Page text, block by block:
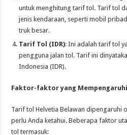
untuk menghitung tarif tol. Tarif tol
jenis kendaraan, seperti mobil
truk besar.
Tarif Tol (IDR): Ini adalah tarif tol
pengguna jalan tol. Tarif ini
Indonesia (IDR).
Faktor-faktor yang
Tarif tol Helvetia Belawan dipengaruhi
perlu Anda ketahui. Beberapa faktor
tol termasuk: